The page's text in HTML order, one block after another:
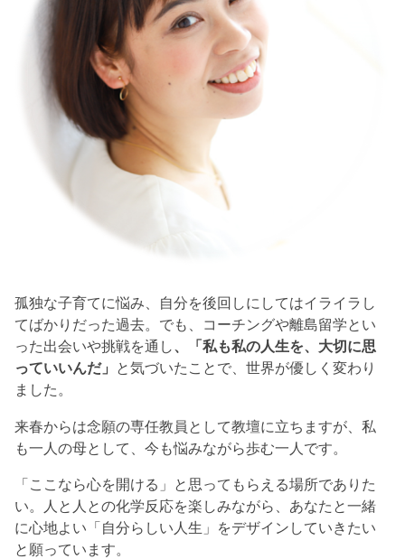
孤独な子育てに悩み、自分を後回しにしてはイライラし
てばかりだった過去。でも、コーチングや離島留学とい
った出会いや挑戦を通し、「私も私の人生を、大切に思
っていいんだ」 と気づいたことで、世界が優しく変わり
ました。
来春からは念願の専任教員として教壇に立ちますが、私
も一人の母として、今も悩みながら歩む一人です。
「ここなら心を開ける」と思ってもらえる場所でありた
い。人と人との化学反応を楽しみながら、あなたと一緒
に心地よい「自分らしい人生」をデザインしていきたい
と願っています。